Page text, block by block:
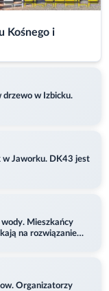
Kośnego i
drzewo w Izbicku.
w Jaworku. DK43 jest
Mieszkańcy
na rozwiązanie
Organizatorzy